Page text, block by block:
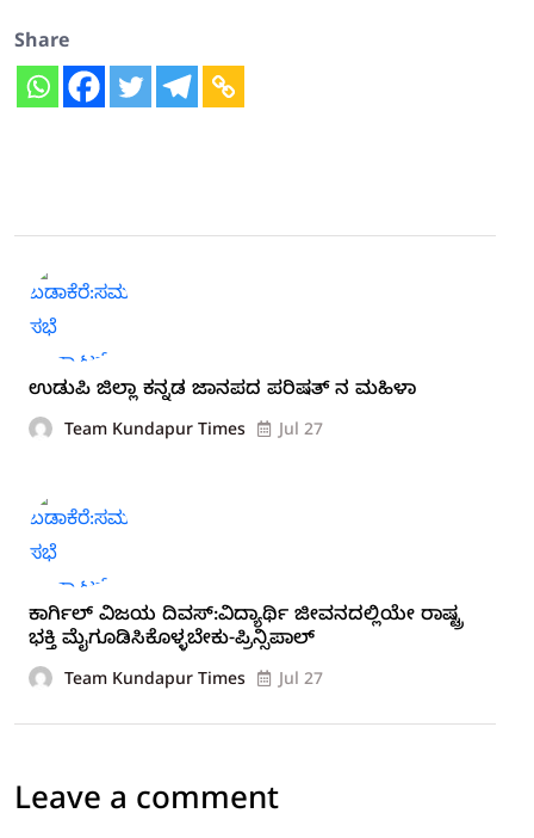
Share
ಉಡುಪಿ ಜಿಲ್ಲಾ ಕನ್ನಡ ಜಾನಪದ ಪರಿಷತ್ ನ ಮಹಿಳಾ
Team Kundapur Times Jul 27
ಕಾರ್ಗಿಲ್ ವಿಜಯ ದಿವಸ್:ವಿದ್ಯಾರ್ಥಿ ಜೀವನದಲ್ಲಿಯೇ ರಾಷ್ಟ್ರ
ಭಕ್ತಿ ಮೈಗೂಡಿಸಿಕೊಳ್ಳಬೇಕು-ಪ್ರಿನ್ಸಿಪಾಲ್
Team Kundapur Times Jul 27
Leave a comment